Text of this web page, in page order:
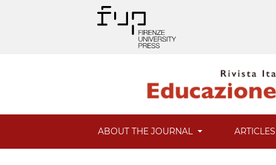
ABOUT THE JOURNAL ARTICLES